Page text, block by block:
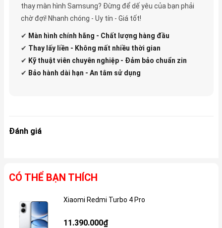
thay màn hình Samsung? Đừng để dế yêu của bạn phải
chờ đợi! Nhanh chóng - Uy tín - Giá tốt!
✔ Màn hình chính hãng - Chất lượng hàng đầu
✔ Thay lấy liền - Không mất nhiều thời gian
✔ Kỹ thuật viên chuyên nghiệp - Đảm bảo chuẩn zin
✔ Bảo hành dài hạn - An tâm sử dụng
Đánh giá
CÓ THỂ BẠN THÍCH
Xiaomi Redmi Turbo 4 Pro
11.390.000₫